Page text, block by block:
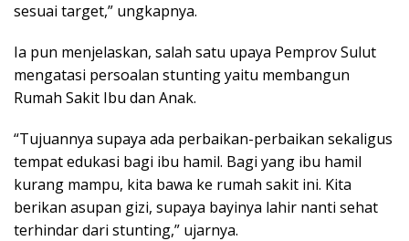
sesuai target,” ungkapnya.
Ia pun menjelaskan, salah satu upaya Pemprov Sulut
mengatasi persoalan stunting yaitu membangun
Rumah Sakit Ibu dan Anak.
“Tujuannya supaya ada perbaikan-perbaikan sekaligus
tempat edukasi bagi ibu hamil. Bagi yang ibu hamil
kurang mampu, kita bawa ke rumah sakit ini. Kita
berikan asupan gizi, supaya bayinya lahir nanti sehat
terhindar dari stunting,” ujarnya.